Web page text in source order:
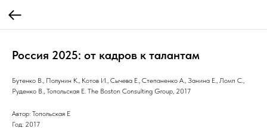
Россия 2025: от кадров к талантам
Бутенко В., Полунин К., Котов И., Сычева Е., Степаненко А., Занина Е., Ломп С.,
Руденко В., Топольская Е. The Boston Consulting Group, 2017
Автор: Топольская Е
Год: 2017